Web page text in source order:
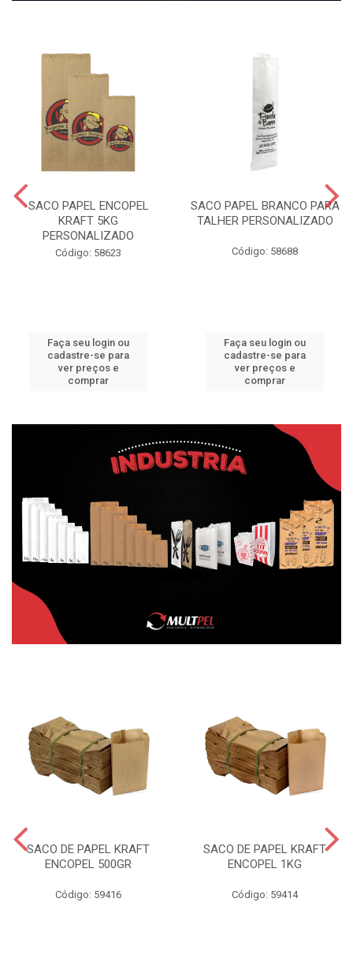
SACO PAPEL ENCOPEL
KRAFT 5KG
PERSONALIZADO
Código: 58623
Faça seu login ou
cadastre-se para
ver preços e
comprar
SACO PAPEL BRANCO PARA
TALHER PERSONALIZADO
Código: 58688
Faça seu login ou
cadastre-se para
ver preços e
comprar
SACO DE PAPEL KRAFT
ENCOPEL 500GR
Código: 59416
SACO DE PAPEL KRAFT
ENCOPEL 1KG
Código: 59414